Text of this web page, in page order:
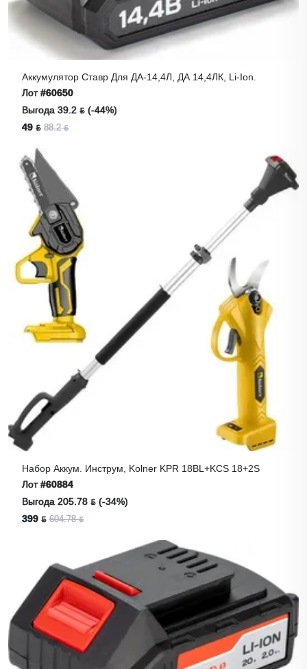
Аккумулятор Ставр Для ДА-14,4Л, ДА 14,4ЛК, Li-Ion.
Лот#60650
Выгода 39.2 ƃ (-44%)
49 ƃ 88.2 ƃ
Набор Аккум. Инструм, Kolner KPR 18BL+KCS 18+2S
Лот#60884
Выгода 205.78 ƃ (-34%)
399 ƃ 604.78 ƃ